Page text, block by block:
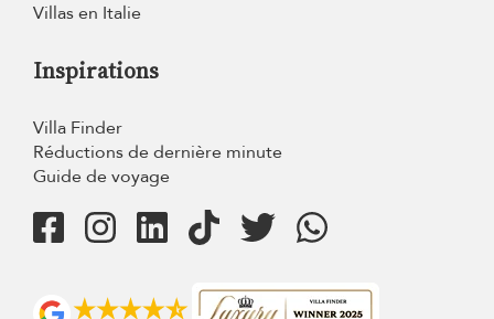
Villas en Italie
Inspirations
Villa Finder
Réductions de dernière minute
Guide de voyage